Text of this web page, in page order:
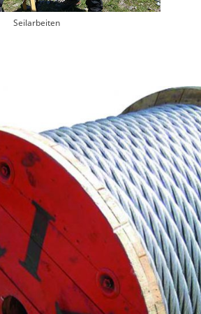
Seilarbeiten